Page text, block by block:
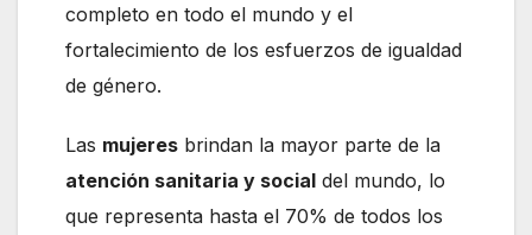
completo en todo el mundo y el
fortalecimiento de los esfuerzos de igualdad
de género.
Las mujeres brindan la mayor parte de la
atención sanitaria y social del mundo, lo
que representa hasta el 70% de todos los